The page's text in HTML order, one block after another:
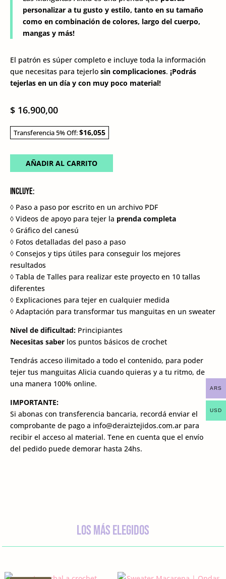
personalizar a tu gusto y estilo, tanto en su tamaño
como en combinación de colores, largo del cuerpo,
mangas y más!
El patrón es súper completo e incluye toda la información
que necesitas para tejerlosin complicaciones. ¡Podrás
tejerlas en un día y con muy poco material!
$ 16.900,00
Transferencia 5% Off:$16,055
AÑADIR AL CARRITO
Incluye:
◊ Paso a paso por escrito en un archivo PDF
◊ Videos de apoyo para tejer la prenda completa
◊ Gráfico del canesú
◊ Fotos detalladas del paso a paso
◊ Consejos y tips útiles para conseguir los mejores
resultados
◊ Tabla de Talles para realizar este proyecto en 10 tallas
diferentes
◊ Explicaciones para tejer en cualquier medida
◊ Adaptación para transformar tus manguitas en un sweater
Nivel de dificultad: Principiantes
Necesitas saber los puntos básicos de crochet
Tendrás acceso ilimitado a todo el contenido, para poder
tejer tus manguitas Alicia cuando quieras y a tu ritmo, de
una manera 100% online.
IMPORTANTE:
Si abonas con transferencia bancaria, recordá enviar el
comprobante de pago a info@deraiztejidos.com.ar para
recibir el acceso al material. Tene en cuenta que el envío
del pedido puede demorar hasta 24hs.
los más elegidos
ARS
USD